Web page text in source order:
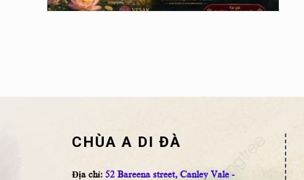
CHÙA A DI ĐÀ
Địa chỉ: 52 Bareena street, Canley Vale -